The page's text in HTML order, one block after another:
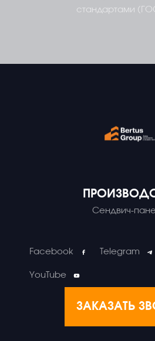
стандартами
Сендвич-
Facebook Telegram
YouTube
ЗАКАЗАТЬ